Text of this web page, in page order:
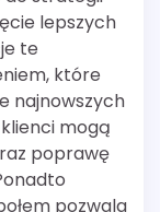
lepszych
te
które
najnowszych
mogą
poprawę
pozwala